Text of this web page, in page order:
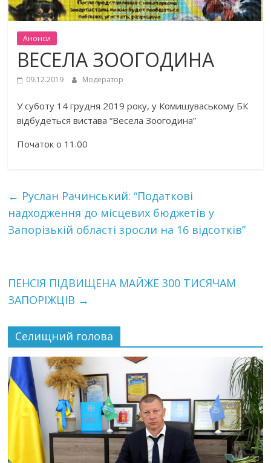
Анонси
ВЕСЕЛА ЗООГОДИНА
09.12.2019 Модератор
У суботу 14 грудня 2019 року, у Комишуваському БК
відбудеться вистава “Весела Зоогодина”
Початок о 11.00
← Руслан Рачинський: “Податкові
надходження до місцевих бюджетів у
Запорізькій області зросли на 16 відсотків”
ПЕНСІЯ ПІДВИЩЕНА МАЙЖЕ 300 ТИСЯЧАМ
ЗАПОРІЖЦІВ →
Селищний голова